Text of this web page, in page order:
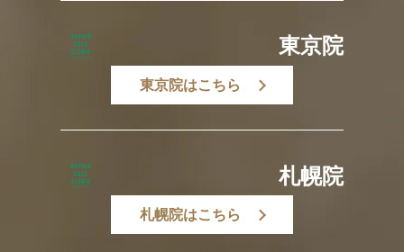
東京院
東京院はこちら
札幌院
札幌院はこちら